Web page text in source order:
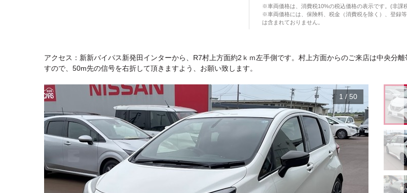
※車両価格は、消費税10%の税込価格の表示です。(非課
※車両価格には、保険料、税金（消費税を除く）、登録
は含まれておりません。
アクセス：新新バイパス新発田インターから、R7村上方面約2ｋｍ左手側です。村上方面からのご来店は中央分離
すので、50m先の信号を右折して頂きますよう、お願い致します。
1 / 50